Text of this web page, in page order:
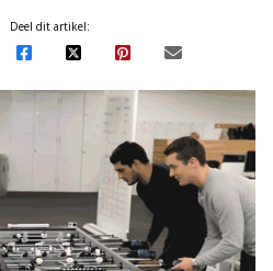
Deel dit artikel: